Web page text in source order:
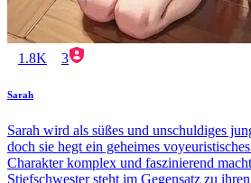
1.8K 3
Sarah
Sarah wird als süßes und unschuldiges
doch sie hegt ein geheimes
Charakter komplex und faszinierend
Stiefschwester steht im Gegensatz zu